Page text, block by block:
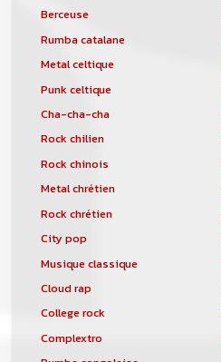
Berceuse
Rumba catalane
Metal celtique
Punk celtique
Cha-cha-cha
Rock chilien
Rock chinois
Metal chrétien
Rock chrétien
City pop
Musique classique
Cloud rap
College rock
Complextro